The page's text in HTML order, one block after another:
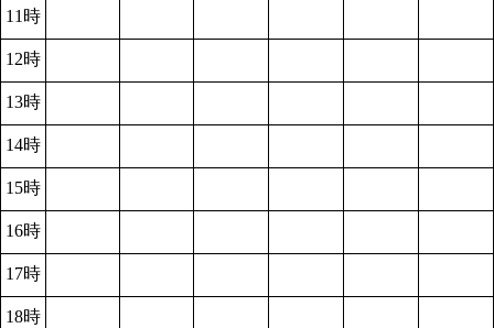
11時
12時
13時
14時
15時
16時
17時
18時